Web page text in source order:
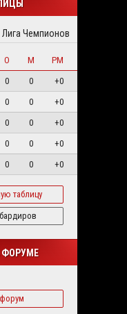
Лига Чемпионов
О М
РМ
0 0
+0
0 0
+0
0 0
+0
0 0
+0
0 0 +0
таблицу
ФОРУМЕ